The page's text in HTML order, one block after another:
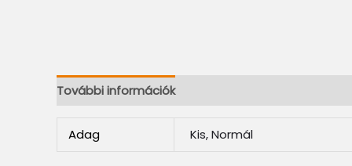
További információk
Adag Kis, Normál